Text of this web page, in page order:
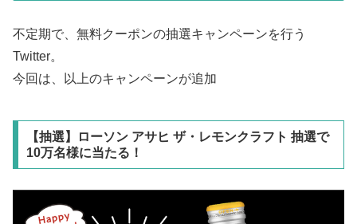
不定期で、無料クーポンの抽選キャンペーンを行う
Twitter。
今回は、以上のキャンペーンが追加
【抽選】ローソン アサヒ ザ・レモンクラフト 抽選で
10万名様に当たる！